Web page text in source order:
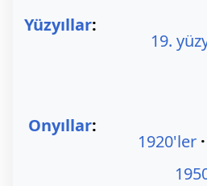
Yüzyıllar:
19.
Onyıllar:
1920'ler